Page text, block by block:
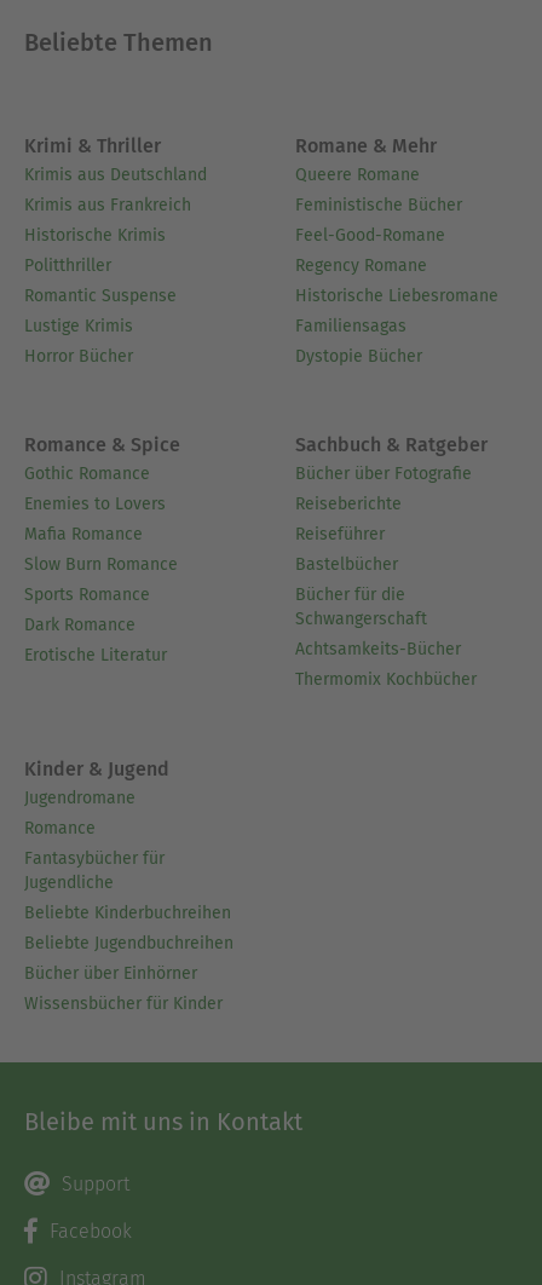
Beliebte Themen
Krimi & Thriller
Krimis aus Deutschland
Krimis aus Frankreich
Historische Krimis
Politthriller
Romantic Suspense
Lustige Krimis
Horror Bücher
Romane & Mehr
Queere Romane
Feministische Bücher
Feel-Good-Romane
Regency Romane
Historische Liebesromane
Familiensagas
Dystopie Bücher
Romance & Spice
Gothic Romance
Enemies to Lovers
Mafia Romance
Slow Burn Romance
Sports Romance
Dark Romance
Erotische Literatur
Sachbuch & Ratgeber
Bücher über Fotografie
Reiseberichte
Reiseführer
Bastelbücher
Bücher für die
Schwangerschaft
Achtsamkeits-Bücher
Thermomix Kochbücher
Kinder & Jugend
Jugendromane
Romance
Fantasybücher für
Jugendliche
Beliebte Kinderbuchreihen
Beliebte Jugendbuchreihen
Bücher über Einhörner
Wissensbücher für Kinder
Bleibe mit uns in Kontakt
Support
Facebook
Instagram